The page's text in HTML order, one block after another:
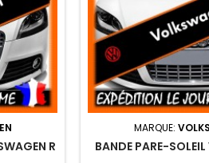
R
MARQUE:
BANDE PARE-